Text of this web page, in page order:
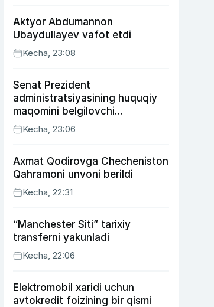
Aktyor Abdu­mannon
Ubaydullayev vafot etdi
Kecha, 23:08
Senat Prezident
administratsiyasining huquqiy
maqomini belgilovchi
konstitutsiyaviy qonunni
ma’qulladi
Kecha, 23:06
Axmat Qodirovga Checheniston
Qahramoni unvoni berildi
Kecha, 22:31
“Manchester Siti” tarixiy
transferni yakunladi
Kecha, 22:06
Elektromobil xaridi uchun
avtokredit foizining bir qismi